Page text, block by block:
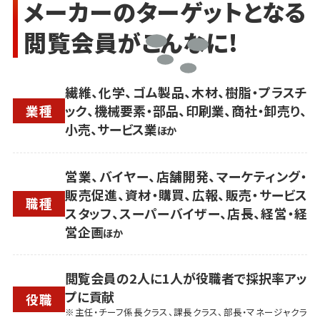
メーカーのターゲットとなる
閲覧会員がこんなに!
業種
繊維、化学、ゴム製品、木材、樹脂・プラスチ
ック、機械要素・部品、印刷業、商社・卸売り、
小売、サービス業ほか
職種
営業、バイヤー、店舗開発、マーケティング・
販売促進、資材・購買、広報、販売・サービス
スタッフ、スーパーバイザー、店長、経営・経
営企画ほか
役職
閲覧会員の2人に1人が役職者で採択率アッ
プに貢献
※主任・チーフ係長クラス、課長クラス、部長・マネージャクラ